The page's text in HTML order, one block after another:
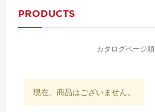
PRODUCTS
カタログページ順
現在、商品はございません。